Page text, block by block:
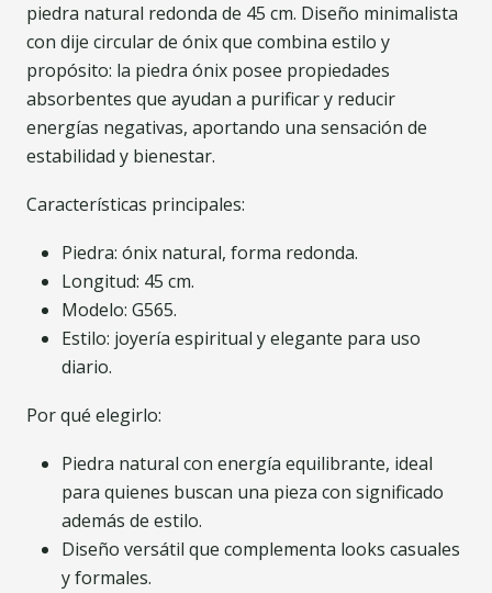
piedra natural redonda de 45 cm. Diseño minimalista
con dije circular de ónix que combina estilo y
propósito: la piedra ónix posee propiedades
absorbentes que ayudan a purificar y reducir
energías negativas, aportando una sensación de
estabilidad y bienestar.
Características principales:
Piedra: ónix natural, forma redonda.
Longitud: 45 cm.
Modelo: G565.
Estilo: joyería espiritual y elegante para uso
diario.
Por qué elegirlo:
Piedra natural con energía equilibrante, ideal
para quienes buscan una pieza con significado
además de estilo.
Diseño versátil que complementa looks casuales
y formales.